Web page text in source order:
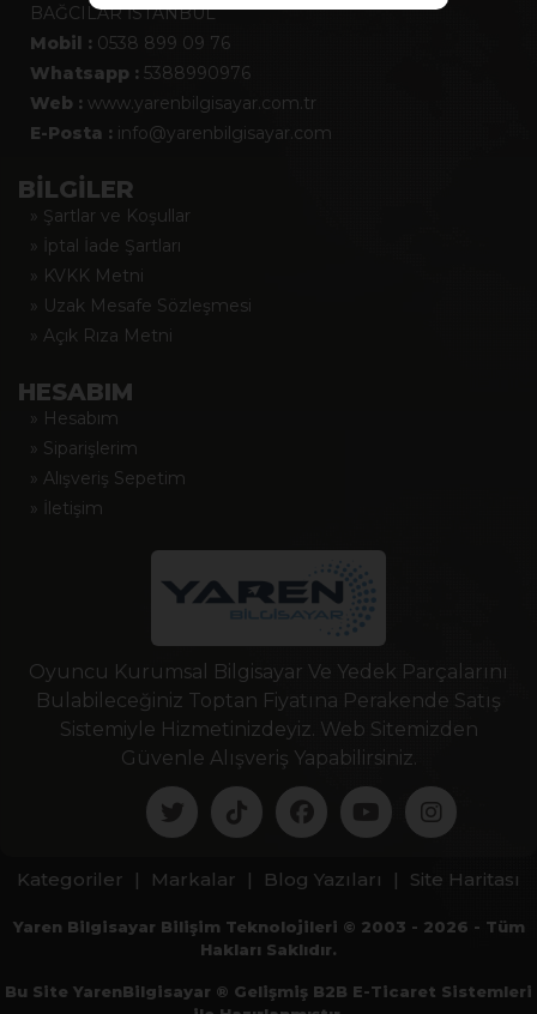
BAĞCILAR İSTANBUL
Mobil : 0538 899 09 76
Whatsapp : 5388990976
Web : www.yarenbilgisayar.com.tr
E-Posta : info@yarenbilgisayar.com
BİLGİLER
» Şartlar ve Koşullar
» İptal İade Şartları
» KVKK Metni
» Uzak Mesafe Sözleşmesi
» Açık Rıza Metni
HESABIM
» Hesabım
» Siparişlerim
» Alışveriş Sepetim
» İletişim
Oyuncu Kurumsal Bilgisayar Ve Yedek Parçalarını
Bulabileceğiniz Toptan Fiyatına Perakende Satış
Sistemiyle Hizmetinizdeyiz. Web Sitemizden
Güvenle Alışveriş Yapabilirsiniz.
Kategoriler | Markalar | Blog Yazıları | Site Haritası
Yaren Bilgisayar Bilişim Teknolojileri © 2003 - 2026 - Tüm
Hakları Saklıdır.
Bu Site YarenBilgisayar ® Gelişmiş B2B E-Ticaret Sistemleri